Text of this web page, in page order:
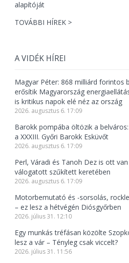
TOVÁBBI HÍREK >
A VIDÉK HÍREI
Magyar Péter: 868 milliárd forintos
erősítik Magyarország
is kritikus napok elé néz az ország
2026. augusztus 6. 17:09
Barokk pompába öltözik a
a XXXIII. Győri Barokk Esküvőt
2026. augusztus 6. 17:09
Perl, Váradi és Tanoh Dez is ott
válogatott szűkített keretében
2026. augusztus 6. 17:09
Motorbemutató és -sorsolás,
– ez lesz a hétvégén Diósgyőrben
2026. július 31. 12:10
Egy munkás tréfásan közölte
lesz a vár – Tényleg csak viccelt?
2026. július 31. 11:56